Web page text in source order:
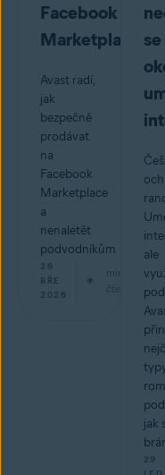
Facebook
Marketplace
Avast radí,
jak
bezpečně
prodávat
na
Facebook
Marketplace
a
nenaletět
podvodníkům
26
BŘE
2026
min
čtení
se
ale
jak
29